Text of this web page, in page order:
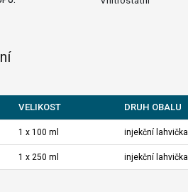
VELIKOST DRUH OBALU
1 x 100 ml injekční lahvička
1 x 250 ml injekční lahvička